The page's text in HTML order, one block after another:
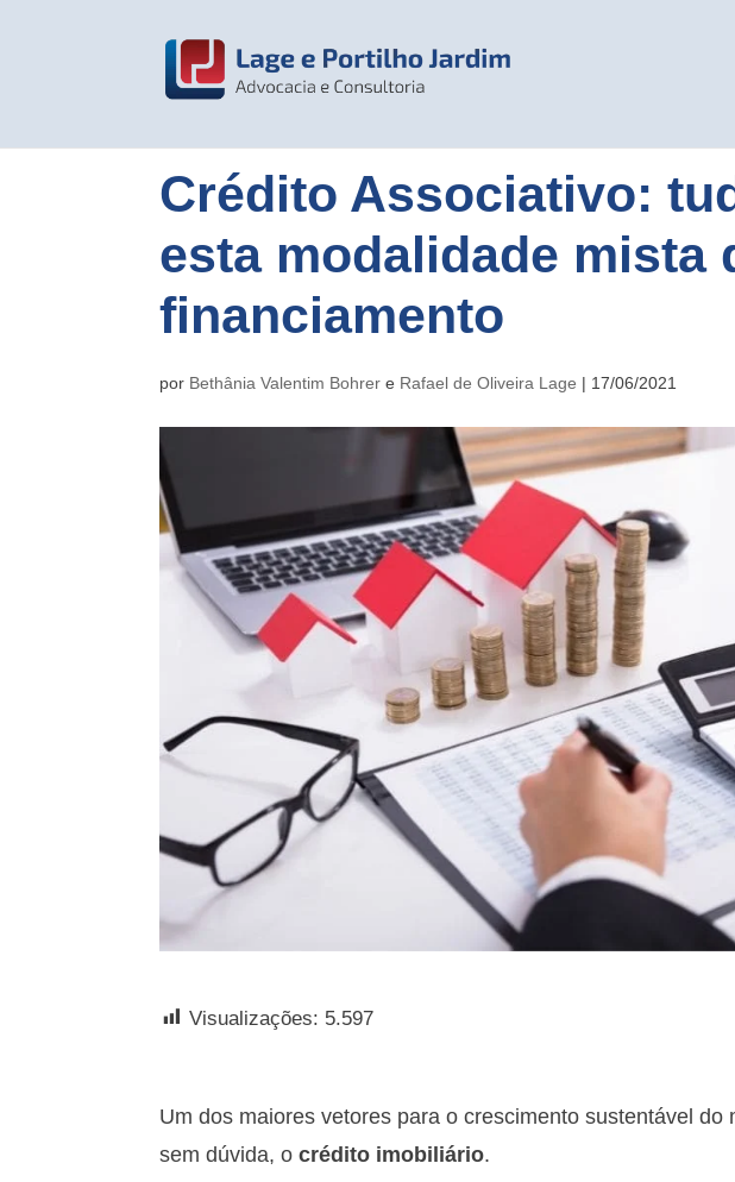
Crédito Associativo:
esta modalidade mista
financiamento
por Bethânia Valentim Bohrer e Rafael de Oliveira Lage | 17/06/2021
Visualizações: 5.597
Um dos maiores vetores para o crescimento sustentável do
sem dúvida, ocrédito imobiliário.